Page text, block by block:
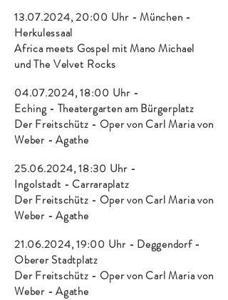
13.07.2024, 20:00 Uhr - München -
Herkulessaal
Africa meets Gospel mit Mano Michael
undThe Velvet Rocks
04.07.2024, 18:00 Uhr -
Eching - Theatergarten am Bürgerplatz
Der Freitschütz - Oper von CarlMariavon
Weber - Agathe
25.06.2024, 18:30 Uhr -
Ingolstadt -Carraraplatz
Der Freitschütz - Oper von CarlMariavon
Weber - Agathe
21.06.2024, 19:00 Uhr - Deggendorf -
Oberer Stadtplatz
Der Freitschütz - Oper von CarlMariavon
Weber - Agathe